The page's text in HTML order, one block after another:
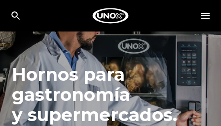
Hornos para
gastronomía
y supermercados.